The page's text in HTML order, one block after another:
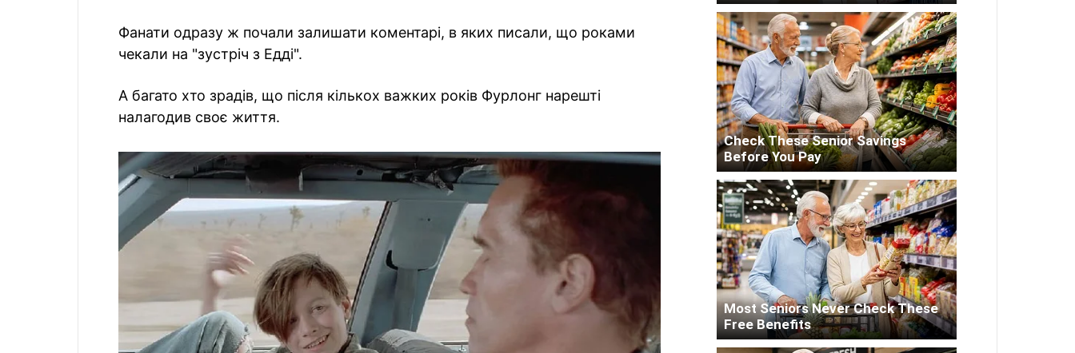
Фанати одразу ж почали залишати коментарі, в яких писали, що роками
чекали на "зустріч з Едді".
А багато хто зрадів, що після кількох важких років Фурлонг нарешті
налагодив своє життя.
Check These Senior Savings
Before You Pay
Most Seniors Never Check These
Free Benefits